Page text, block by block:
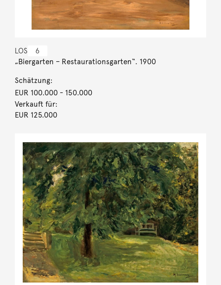
LOS 6
„Biergarten – Restaurationsgarten“. 1900
Schätzung:
EUR 100.000- 150.000
Verkauft für:
EUR 125.000